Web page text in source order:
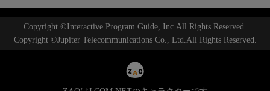
Copyright ©Interactive Program Guide, Inc.All Rights Reserved.
Copyright ©Jupiter Telecommunications Co., Ltd.All Rights Reserved.